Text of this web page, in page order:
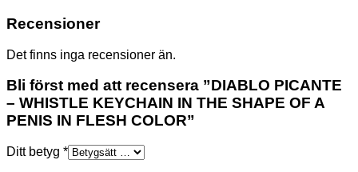
Recensioner
Det finns inga recensioner än.
Bli först med att recensera ”DIABLO PICANTE
– WHISTLE KEYCHAIN IN THE SHAPE OF A
PENIS IN FLESH COLOR”
Ditt betyg *